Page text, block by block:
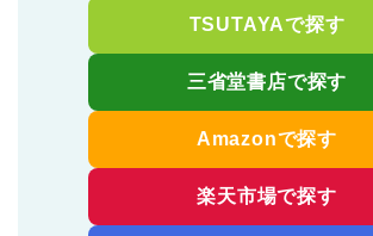
TSUTAYAで探す
三省堂書店で探す
Amazonで探す
楽天市場で探す